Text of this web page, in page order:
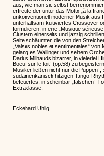
aus, wie man sie selbst bei
erfreute der unter das Motto „à la
unkonventionell moderner Musik aus
unterhaltsam-kultiviertes Crossover
formulieren, in eine „Musique
Clustern einerseits und jazzig
Seite schäumten die von den
„Valses nobles et sentimentales“
gelang es Wallinger und seinem
Darius Milhauds bizarrer, in vielerlei
Boeuf sur le toit“ (op.58) zu
Musiker ließen nicht nur die Puppen“,
südamerikanisch hitzigen Tango-
befeuertes, in scheinbar „falschen“
Extraklasse.
Eckehard Uhlig